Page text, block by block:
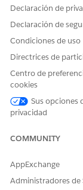
cambios.
Declaración de
Declaración de
Condiciones de uso
Directrices de
Centro de
cookies
Sus opciones
privacidad
COMMUNITY
AppExchange
Administradores de